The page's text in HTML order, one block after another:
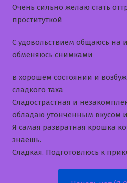
Очень сильно желаю стать
проституткой
С удовольствием общаюсь на
обменяюсь снимками
в хорошем состоянии и
сладкого таха
Cладострастная и
обладаю утонченным вкусом
Я самая развратная крошка
знаешь.
Сладкая. Подготовлюсь к